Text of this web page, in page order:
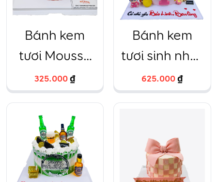
Bánh kem
tươi Mousse
Dâu tây tròn
16cm – 12
325.000₫
Bánh kem
tươi sinh nhật
2 tầng trâu
vàng hồng
15cm – 15
625.000₫